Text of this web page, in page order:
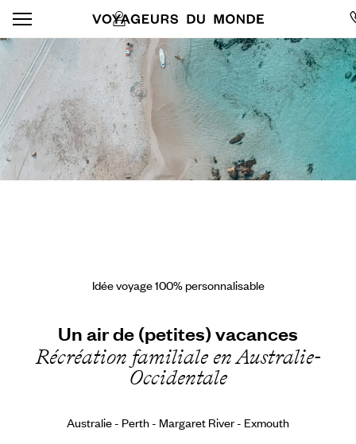
Idée voyage 100% personnalisable
Un air de (petites) vacances
Récréation familiale en Australie-
Occidentale
Australie - Perth - Margaret River - Exmouth